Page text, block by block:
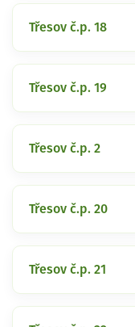
Třesov č.p. 18
Třesov č.p. 19
Třesov č.p. 2
Třesov č.p. 20
Třesov č.p. 21